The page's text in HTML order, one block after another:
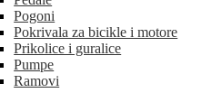
Pogoni
Pokrivala za bicikle i motore
Prikolice i guralice
Pumpe
Ramovi